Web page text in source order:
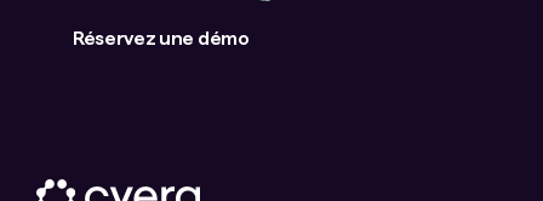
Réservez une démo